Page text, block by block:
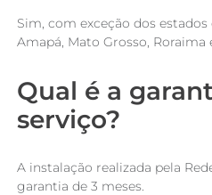
Sim, com exceção dos estados
Amapá, Mato Grosso, Roraima
Qual é a
serviço?
A instalação realizada pela
garantia de 3 meses.